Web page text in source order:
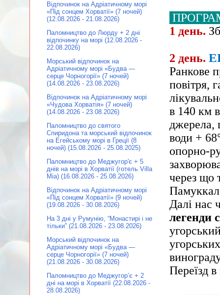
1 день.
2 день.
Ранкове
повітря,
в 140 км
джерела,
води +
опорно-
через що
Далі нас
легенди
Переїзд в
Відпочинок на Адріатичному морі
«Під сонцем Хорватії» (7 ночей)
(12.08.2026 - 21.08.2026)
Паломництво до Люрду + 2 дні
відпочинку на морі (12.08.2026 -
22.08.2026)
Морський відпочинок на
Адріатичному морі «Будва —
серце Чорногорії» (7 ночей)
(14.08.2026 - 23.08.2026)
Відпочинок на Адріатичному морі
«Чудова Хорватія» (7 ночей)
(14.08.2026 - 23.08.2026)
Паломництво до святого
Спиридона та морський відпочинок
на Егейському морі в Греції (8
ночей) (15.08.2026 - 25.08.2025)
Паломництво до Меджугор'є + 5
днів на морі в Хорватії (готель Villa
Mia) (16.08.2026 - 25.08.2026)
Відпочинок на Адріатичному морі
«Під сонцем Хорватії» (9 ночей)
(19.08.2026 - 30.08.2026)
На 3 дні у Румунію, “Монастирі і не
тільки” (21.08.2026 - 23.08.2026)
Морський відпочинок на
Адріатичному морі «Будва —
серце Чорногорії» (7 ночей)
(21.08.2026 - 30.08.2026)
Паломництво до Меджугор’є + 2
дні на морі в Хорватії (22.08.2026 -
28.08.2026)